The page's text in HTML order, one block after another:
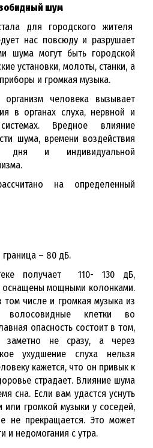
шум
для городского жителя
нас повсюду и разрушает
шума могут быть городской
установки, молоты, станки, а
и громкая музыка.
человека вызывает
в органах слуха, нервной и
системах. Вредное влияние
шума, времени воздействия
и индивидуальной
на определенный
– 80 дБ.
получает 110- 130 дБ,
оснащены мощными колонками.
числе и громкая музыка из
волосовидные клетки во
опасность состоит в том,
заметно не сразу, а через
ухудшение слуха нельзя
кажется, что он привык к
страдает. Влияние шума
сна. Если вам удастся уснуть
или громкой музыки у соседей,
не прекращается. Это может
и недомогания с утра.